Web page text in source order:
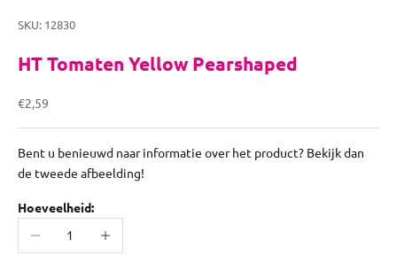
SKU: 12830
HT Tomaten Yellow Pearshaped
Aanbiedingsprijs
€2,59
Bent u benieuwd naar informatie over het product? Bekijk dan
de tweede afbeelding!
Hoeveelheid:
Aantal verlagenAantal verhogen